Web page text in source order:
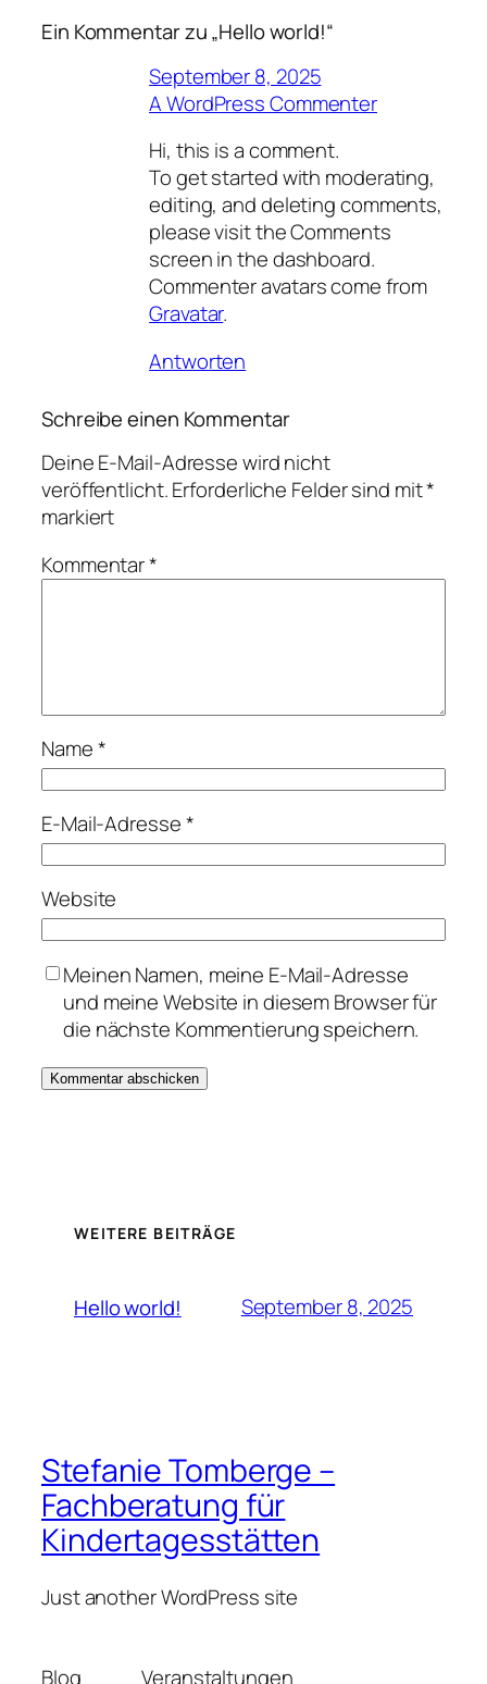
Ein Kommentar zu „Hello world!“
September 8, 2025
A WordPress Commenter
Hi, this is a comment.
To get started with moderating,
editing, and deleting comments,
please visit the Comments
screen in the dashboard.
Commenter avatars come from
Gravatar.
Antworten
Schreibe einen Kommentar
Deine E-Mail-Adresse wird nicht
veröffentlicht.Erforderliche Felder sind mit*
markiert
Kommentar*
Name*
E-Mail-Adresse*
Website
Meinen Namen, meine E-Mail-Adresse
und meine Website in diesem Browser für
die nächste Kommentierung speichern.
WEITERE BEITRÄGE
Hello world! September 8, 2025
Stefanie Tomberge –
Fachberatung für
Kindertagesstätten
Just another WordPress site
Blog Veranstaltungen